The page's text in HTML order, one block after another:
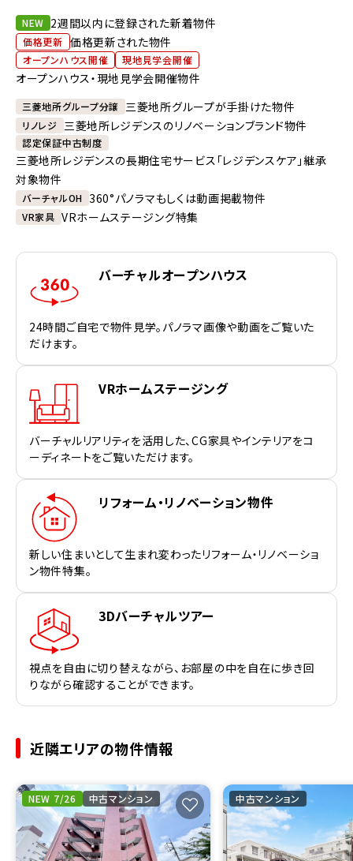
NEW 2週間以内に登録された新着物件
価格更新 価格更新された物件
オープンハウス開催 現地見学会開催
オープンハウス・現地見学会開催物件
三菱地所グループ分譲 三菱地所グループが手掛けた物件
リノレジ 三菱地所レジデンスのリノベーションブランド物件
認定保証中古制度
三菱地所レジデンスの長期住宅サービス「レジデンスケア」継承
対象物件
バーチャルOH 360°パノラマもしくは動画掲載物件
VR家具 VRホームステージング特集
バーチャルオープンハウス
24時間ご自宅で物件見学。パノラマ画像や動画をご覧いた
だけます。
VRホームステージング
バーチャルリアリティを活用した、CG家具やインテリアをコ
ーディネートをご覧いただけます。
リフォーム・リノベーション物件
新しい住まいとして生まれ変わったリフォーム・リノベーショ
ン物件特集。
3Dバーチャルツアー
視点を自由に切り替えながら、お部屋の中を自在に歩き回
りながら確認することができます。
近隣エリアの物件情報
NEW 7/26 中古マンション 中古マンション